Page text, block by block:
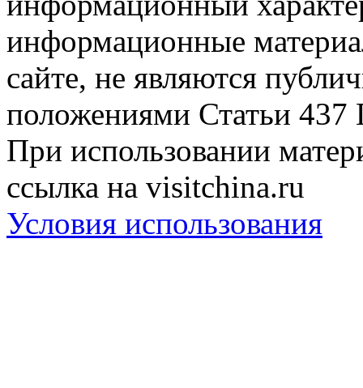
информационные
сайте, не являются
положениями Статьи 437
При использовании
ссылка на visitchina.ru
Условия использования